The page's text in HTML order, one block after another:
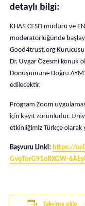
detaylı bilgi:
KHAS CESD müdürü ve
moderatörlüğünde
Good4trust.org Kurucusu
Dr. Uygar Özesmi konuk
Dönüşümüne Doğru
edilecektir.
Program Zoom
için kayıt zorunludur.
etkinliğimiz Türkçe olarak
Başvuru Linki: https://
GvqTorG91oRXGW-
Takvime ekle